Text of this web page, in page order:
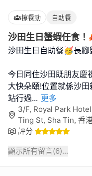
擦餐勁 自助餐
沙田生日蟹蝦任食！
沙田生日自助餐🥳長腳
今日同住沙田既朋友慶
大快朵頤!位置就係沙
站行過... 更多
3/F, Royal Park
Ting St, Sha Tin, 香
評分
顯示所有留言(6)...